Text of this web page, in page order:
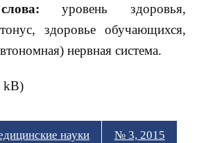
уровень здоровья,
здоровье обучающихся,
нервная система.
kB)
науки № 3, 2015